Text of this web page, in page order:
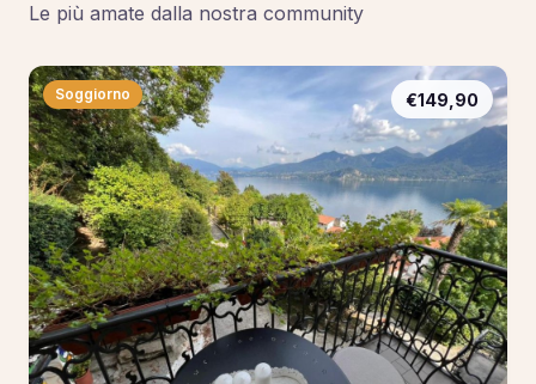
Le più amate dalla nostra community
Soggiorno €149,90